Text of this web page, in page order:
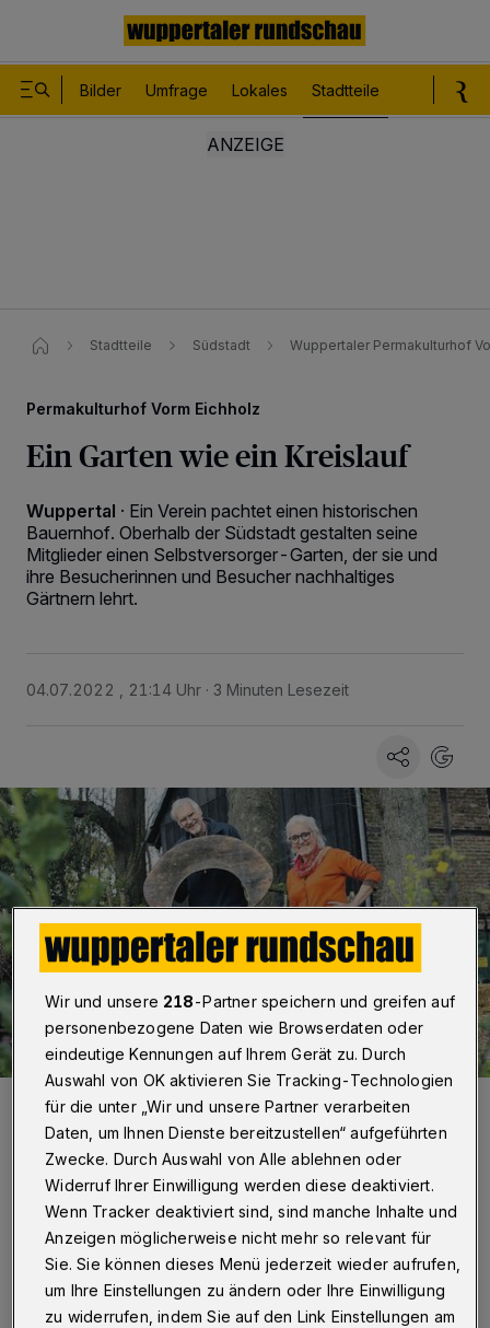
Bilder Umfrage Lokales Stadtteile
Stadtteile Südstadt Wuppertaler Permakulturhof
Permakulturhof Vorm Eichholz
Ein Garten wie ein Kreislauf
Wuppertal · Ein Verein pachtet einen historischen
Bauernhof. Oberhalb der Südstadt gestalten seine
Mitglieder einen Selbstversorger-Garten, der sie und
ihre Besucherinnen und Besucher nachhaltiges
Gärtnern lehrt.
04.07.2022 , 21:14 Uhr 3 Minuten Lesezeit
Uwe Boeck und Monika Heinz zeigen ihr Hochbeet aus
Dachpfannen, das Wärme speichert und Wohnraum für zahlreiche
Insekten bietet.
Foto: Bettina Osswald
Von Nina Bossy
Wir und unsere 218-Partner speichern und greifen auf
personenbezogene Daten wie Browserdaten oder
eindeutige Kennungen auf Ihrem Gerät zu. Durch
Auswahl von OK aktivieren Sie Tracking-Technologien
für die unter „Wir und unsere Partner verarbeiten
Daten, um Ihnen Dienste bereitzustellen“ aufgeführten
Zwecke. Durch Auswahl von Alle ablehnen oder
Widerruf Ihrer Einwilligung werden diese deaktiviert.
Wenn Tracker deaktiviert sind, sind manche Inhalte und
Anzeigen möglicherweise nicht mehr so relevant für
Sie. Sie können dieses Menü jederzeit wieder aufrufen,
um Ihre Einstellungen zu ändern oder Ihre Einwilligung
zu widerrufen, indem Sie auf den Link Einstellungen am